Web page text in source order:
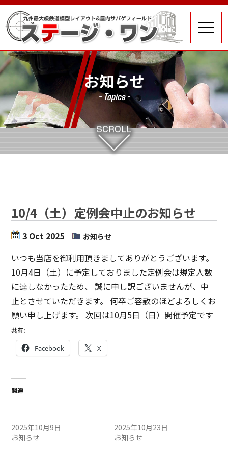
お知らせ
- Topics -
10/4（土）定例会中止のお知らせ
3 Oct 2025 お知らせ
いつも当店を御利用頂きましてありがとうございます。
10月4日（土）に予定しておりました定例会は規定人数
に達しなかったため、 誠に申し訳ございませんが、中
止とさせていただきます。 何卒ご容赦のほどよろしくお
願い申し上げます。 次回は10月5日（日）開催予定です
共有:
Facebook X
関連
2025年10月9日
お知らせ
2025年10月23日
お知らせ